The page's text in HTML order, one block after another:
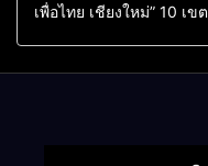
เพื่อไทย เชียงใหม่” 10 เขต